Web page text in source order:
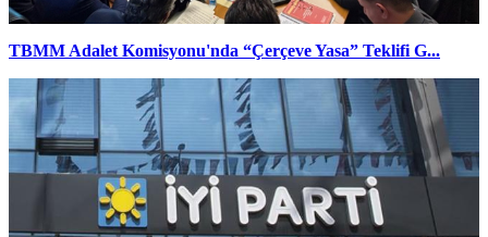
TBMM Adalet Komisyonu'nda “Çerçeve Yasa” Teklifi G...